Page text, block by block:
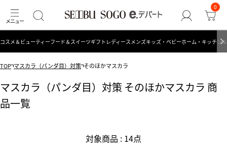
0
コスメ＆ビューティーフード＆スイーツギフト レディース メンズキッズ・ベビーホーム・キッチン
TOP マスカラ（パンダ目）対策 そのほかマスカラ
マスカラ（パンダ目）対策 そのほかマスカラ 商
品一覧
対象商品 : 14点